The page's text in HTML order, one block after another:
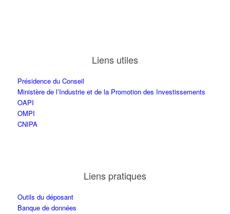
Liens utiles
Présidence du Conseil
Ministère de l’Industrie et de la Promotion des Investissements
OAPI
OMPI
CNIPA
Liens pratiques
Outils du déposant
Banque de données